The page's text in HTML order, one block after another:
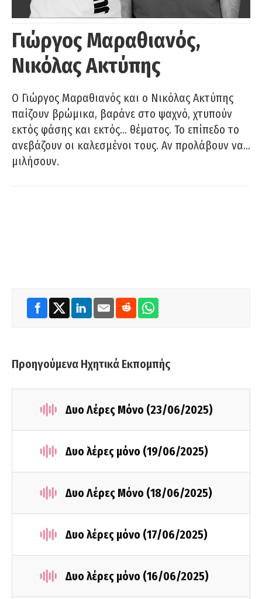
Γιώργος Μαραθιανός,
Νικόλας Ακτύπης
Ο Γιώργος Μαραθιανός και ο Νικόλας Ακτύπης
παίζουν βρώμικα, βαράνε στο ψαχνό, χτυπούν
εκτός φάσης και εκτός… θέματος. Το επίπεδο το
ανεβάζουν οι καλεσμένοι τους. Αν προλάβουν να…
μιλήσουν.
Προηγούμενα Ηχητικά Εκπομπής
Δυο Λέρες Μόνο (23/06/2025)
Δυο λέρες μόνο (19/06/2025)
Δυο Λέρες Μόνο (18/06/2025)
Δυο λέρες μόνο (17/06/2025)
Δυο λέρες μόνο (16/06/2025)